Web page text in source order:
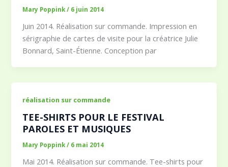
Mary Poppink/ 6 juin 2014
Juin 2014. Réalisation sur commande. Impression en
sérigraphie de cartes de visite pour la créatrice Julie
Bonnard, Saint-Étienne. Conception par
réalisation sur commande
TEE-SHIRTS POUR LE FESTIVAL
PAROLES ET MUSIQUES
Mary Poppink/ 6 mai 2014
Mai 2014. Réalisation sur commande. Tee-shirts pour